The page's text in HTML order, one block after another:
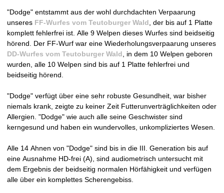
H
-
Z
c
h
t
s
"Dodge" entstammt aus der wohl durchdachten Verpaarung
unseres FF-Wurfes vom Teutoburger Wald, der bis auf 1 Platte
komplett fehlerfrei ist. Alle 9 Welpen dieses Wurfes sind beidseitig
hörend. Der FF-Wurf war eine Wiederholungsverpaarung unseres
DD-Wurfes vom Teutoburger Wald, in dem 10 Welpen geboren
wurden, alle 10 Welpen sind bis auf 1 Platte fehlerfrei und
beidseitig hörend.
"Dodge" verfügt über eine sehr robuste Gesundheit, war bisher
niemals krank, zeigte zu keiner Zeit Futterunverträglichkeiten oder
Allergien. "Dodge" wie auch alle seine Geschwister sind
kerngesund und haben ein wundervolles, unkompliziertes Wesen.
Alle 14 Ahnen von "Dodge" sind bis in die III. Generation bis auf
eine Ausnahme HD-frei (A), sind audiometrisch untersucht mit
dem Ergebnis der beidseitig normalen Hörfähigkeit und verfügen
alle über ein komplettes Scherengebiss.